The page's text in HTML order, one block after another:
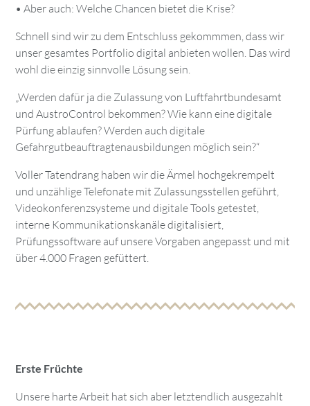
• Aber auch: Welche Chancen bietet die Krise?
Schnell sind wir zu dem Entschluss gekommmen, dass wir
unser gesamtes Portfolio digital anbieten wollen. Das wird
wohl die einzig sinnvolle Lösung sein.
„Werden dafür ja die Zulassung von Luftfahrtbundesamt
und AustroControl bekommen? Wie kann eine digitale
Pürfung ablaufen? Werden auch digitale
Gefahrgutbeauftragtenausbildungen möglich sein?“
Voller Tatendrang haben wir die Ärmel hochgekrempelt
und unzählige Telefonate mit Zulassungsstellen geführt,
Videokonferenzsysteme und digitale Tools getestet,
interne Kommunikationskanäle digitalisiert,
Prüfungssoftware auf unsere Vorgaben angepasst und mit
über 4.000 Fragen gefüttert.
Erste Früchte
Unsere harte Arbeit hat sich aber letztendlich ausgezahlt